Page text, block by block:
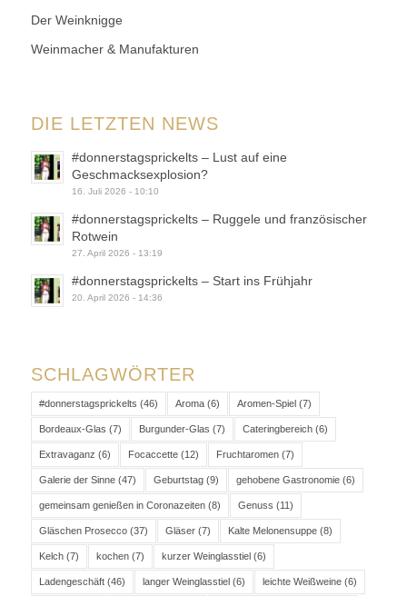
Der Weinknigge
Weinmacher & Manufakturen
DIE LETZTEN NEWS
#donnerstagsprickelts – Lust auf eine
Geschmacksexplosion?
16. Juli 2026 - 10:10
#donnerstagsprickelts – Ruggele und französischer
Rotwein
27. April 2026 - 13:19
#donnerstagsprickelts – Start ins Frühjahr
20. April 2026 - 14:36
SCHLAGWÖRTER
#donnerstagsprickelts (46) Aroma(6) Aromen-Spiel (7)
Bordeaux-Glas (7) Burgunder-Glas (7) Cateringbereich(6)
Extravaganz (6) Focaccette(12) Fruchtaromen(7)
Galerie der Sinne(47) Geburtstag(9) gehobene Gastronomie(6)
gemeinsam genießen in Coronazeiten(8) Genuss (11)
Gläschen Prosecco(37) Gläser(7) Kalte Melonensuppe(8)
Kelch(7) kochen(7) kurzer Weinglasstiel (6)
Ladengeschäft(46) langer Weinglasstiel (6) leichte Weißweine(6)